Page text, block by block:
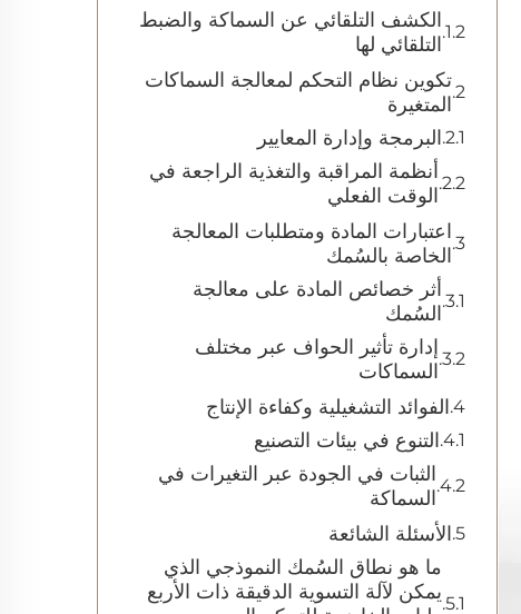
الكشف التلقائي عن السماكة والضبط
التلقائي لها
تكوين نظام التحكم لمعالجة السماكات
المتغيرة
البرمجة وإدارة المعايير
أنظمة المراقبة والتغذية الراجعة في
الوقت الفعلي
اعتبارات المادة ومتطلبات المعالجة
الخاصة بالسُمك
أثر خصائص المادة على معالجة
السُمك
إدارة تأثير الحواف عبر مختلف
السماكات
الفوائد التشغيلية وكفاءة الإنتاج
التنوع في بيئات التصنيع
الثبات في الجودة عبر التغيرات في
السماكة
الأسئلة الشائعة
ما هو نطاق السُمك النموذجي الذي
يمكن لآلة التسوية الدقيقة ذات الأربع